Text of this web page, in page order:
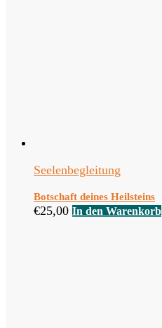
Seelenbegleitung
Botschaft deines Heilsteins
€25,00 In den Warenkorb